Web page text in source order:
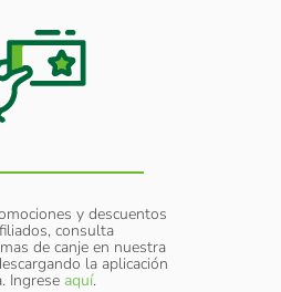
y descuentos
consulta
de canje en nuestra
la aplicación
Ingrese aquí.